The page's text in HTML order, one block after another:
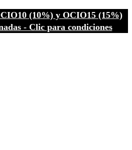
(10%) y OCIO15 (15%)
- Clic para condiciones